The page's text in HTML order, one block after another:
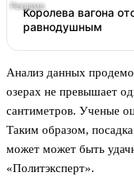
Королева вагона
равнодушным
Анализ данных
озерах не превышает
сантиметров. Ученые
Таким образом,
может может быть
«Политэксперт».